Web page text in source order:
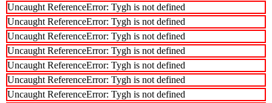
Uncaught ReferenceError: Tygh is not defined
Uncaught ReferenceError: Tygh is not defined
Uncaught ReferenceError: Tygh is not defined
Uncaught ReferenceError: Tygh is not defined
Uncaught ReferenceError: Tygh is not defined
Uncaught ReferenceError: Tygh is not defined
Uncaught ReferenceError: Tygh is not defined